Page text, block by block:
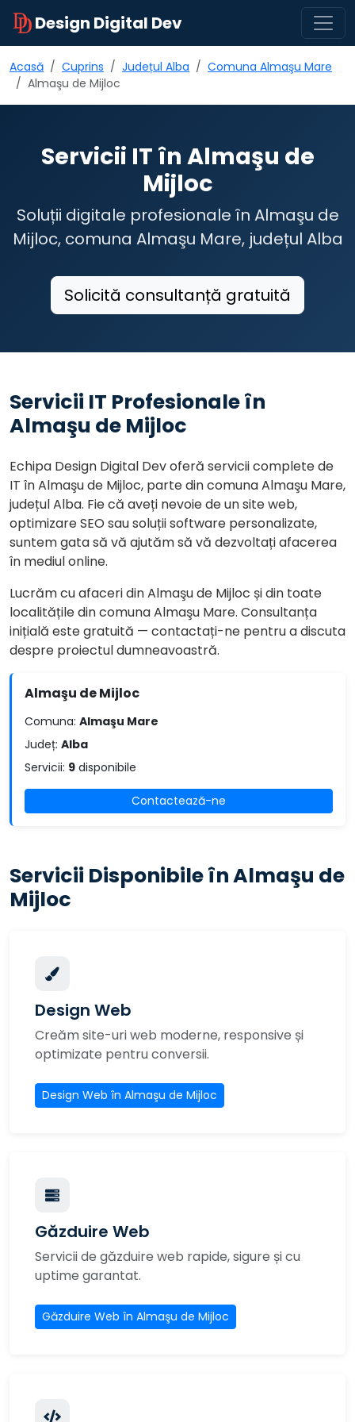
Design Digital Dev
Acasă Cuprins Județul Alba
Comuna Almaşu Mare
Almaşu de Mijloc
Servicii IT în Almaşu de
Mijloc
Soluții digitale profesionale în Almaşu de
Mijloc, comuna Almaşu Mare, județul Alba
Solicită consultanță gratuită
Servicii IT Profesionale în
Almaşu de Mijloc
Echipa Design Digital Dev oferă servicii complete de
IT în Almaşu de Mijloc, parte din comuna Almaşu Mare,
județul Alba. Fie că aveți nevoie de un site web,
optimizare SEO sau soluții software personalizate,
suntem gata să vă ajutăm să vă dezvoltați afacerea
în mediul online.
Lucrăm cu afaceri din Almaşu de Mijloc și din toate
localitățile din comuna Almaşu Mare. Consultanța
inițială este gratuită — contactați-ne pentru a discuta
despre proiectul dumneavoastră.
Almaşu de Mijloc
Comuna: Almaşu Mare
Județ: Alba
Servicii: 9 disponibile
Contactează-ne
Servicii Disponibile în Almaşu de
Mijloc
Design Web
Creăm site-uri web moderne, responsive și
optimizate pentru conversii.
Design Web în Almaşu de Mijloc
Găzduire Web
Servicii de găzduire web rapide, sigure și cu
uptime garantat.
Găzduire Web în Almaşu de Mijloc